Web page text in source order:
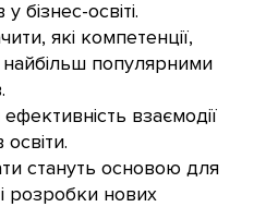
бізнес-освіті.
які компетенції,
найбільш популярними
взаємодії
освіти.
стануть основою для
розробки нових